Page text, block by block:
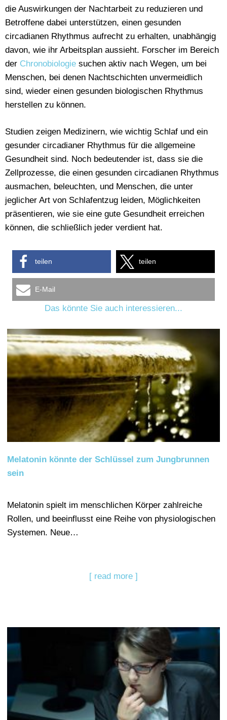
die Auswirkungen der Nachtarbeit zu reduzieren und
Betroffene dabei unterstützen, einen gesunden
circadianen Rhythmus aufrecht zu erhalten, unabhängig
davon, wie ihr Arbeitsplan aussieht. Forscher im Bereich
der Chronobiologie suchen aktiv nach Wegen, um bei
Menschen, bei denen Nachtschichten unvermeidlich
sind, wieder einen gesunden biologischen Rhythmus
herstellen zu können.
Studien zeigen Medizinern, wie wichtig Schlaf und ein
gesunder circadianer Rhythmus für die allgemeine
Gesundheit sind. Noch bedeutender ist, dass sie die
Zellprozesse, die einen gesunden circadianen Rhythmus
ausmachen, beleuchten, und Menschen, die unter
jeglicher Art von Schlafentzug leiden, Möglichkeiten
präsentieren, wie sie eine gute Gesundheit erreichen
können, die schließlich jeder verdient hat.
teilen teilen
E-Mail
Das könnte Sie auch interessieren...
Melatonin könnte der Schlüssel zum Jungbrunnen
sein
Melatonin spielt im menschlichen Körper zahlreiche
Rollen, und beeinflusst eine Reihe von physiologischen
Systemen. Neue…
[ read more ]